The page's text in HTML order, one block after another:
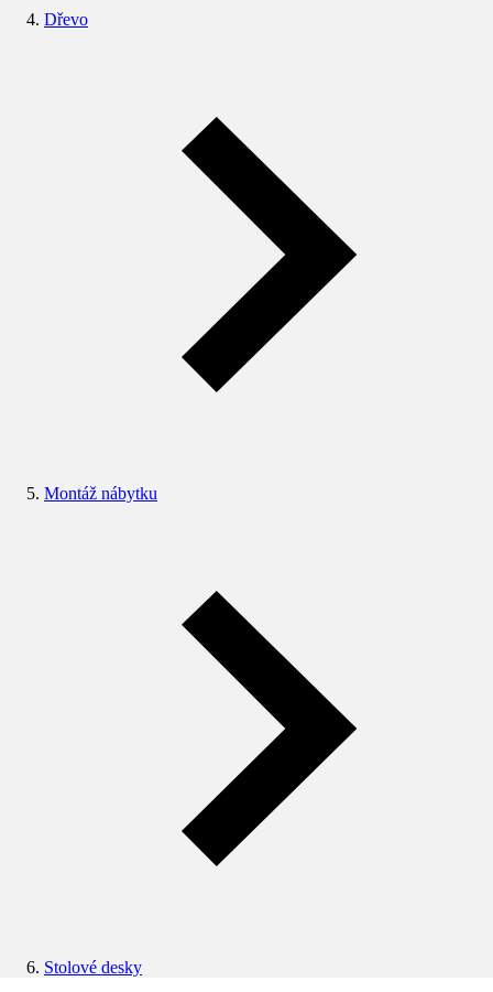
Dřevo
Montáž nábytku
Stolové desky